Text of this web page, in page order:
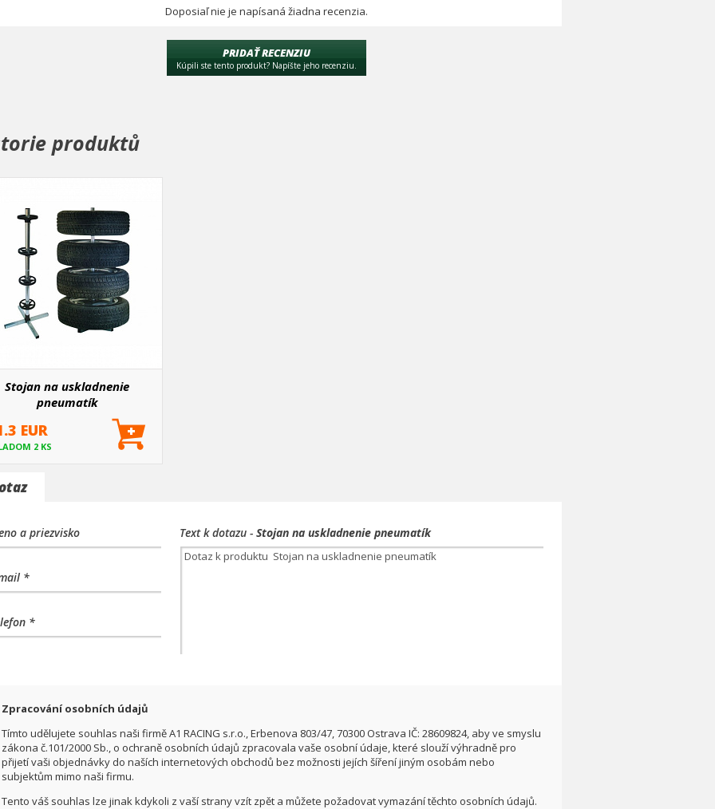
Doposiaľ nie je napísaná žiadna recenzia.
PRIDAŤ RECENZIU
Kúpili ste tento produkt? Napíšte jeho recenziu.
produktů
Stojan na uskladnenie
pneumatík
EUR
2 KS
a priezvisko
*
*
Text k dotazu - Stojan na uskladnenie pneumatík
Zpracování osobních údajů
Tímto udělujete souhlas naši firmě A1 RACING s.r.o., Erbenova 803/47, 70300 Ostrava IČ: 28609824, aby ve smyslu
zákona č.101/2000 Sb., o ochraně osobních údajů zpracovala vaše osobní údaje, které slouží výhradně pro
přijetí vaši objednávky do naších internetových obchodů bez možnosti jejích šíření jiným osobám nebo
subjektům mimo naši firmu.
Tento váš souhlas lze jinak kdykoli z vaší strany vzít zpět a můžete požadovat vymazání těchto osobních údajů.